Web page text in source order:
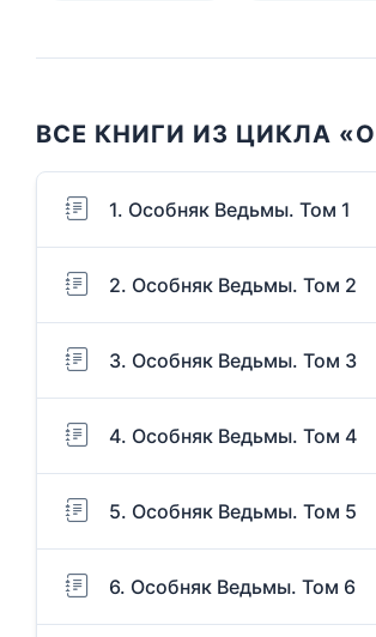
ВСЕ КНИГИ ИЗ ЦИКЛА
1. Особняк Ведьмы. Том 1
2. Особняк Ведьмы. Том 2
3. Особняк Ведьмы. Том 3
4. Особняк Ведьмы. Том 4
5. Особняк Ведьмы. Том 5
6. Особняк Ведьмы. Том 6